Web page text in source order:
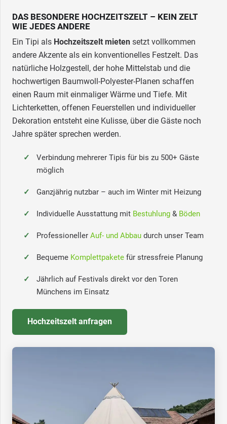
DAS BESONDERE HOCHZEITSZELT – KEIN ZELT
WIE JEDES ANDERE
Ein Tipi als Hochzeitszelt mieten setzt vollkommen
andere Akzente als ein konventionelles Festzelt. Das
natürliche Holzgestell, der hohe Mittelstab und die
hochwertigen Baumwoll-Polyester-Planen schaffen
einen Raum mit einmaliger Wärme und Tiefe. Mit
Lichterketten, offenen Feuerstellen und individueller
Dekoration entsteht eine Kulisse, über die Gäste noch
Jahre später sprechen werden.
Verbindung mehrerer Tipis für bis zu 500+ Gäste
möglich
Ganzjährig nutzbar – auch im Winter mit Heizung
Individuelle Ausstattung mit Bestuhlung & Böden
ProfessionellerAuf- und Abbau durch unser Team
Bequeme Komplettpakete für stressfreie Planung
Jährlich auf Festivals direkt vor den Toren
Münchens im Einsatz
Hochzeitszelt anfragen